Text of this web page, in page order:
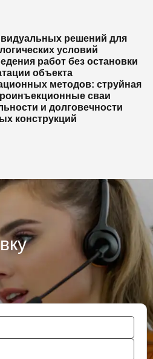
решений для
условий
работ без остановки
объекта
методов: струйная
сваи
и долговечности
конструкций